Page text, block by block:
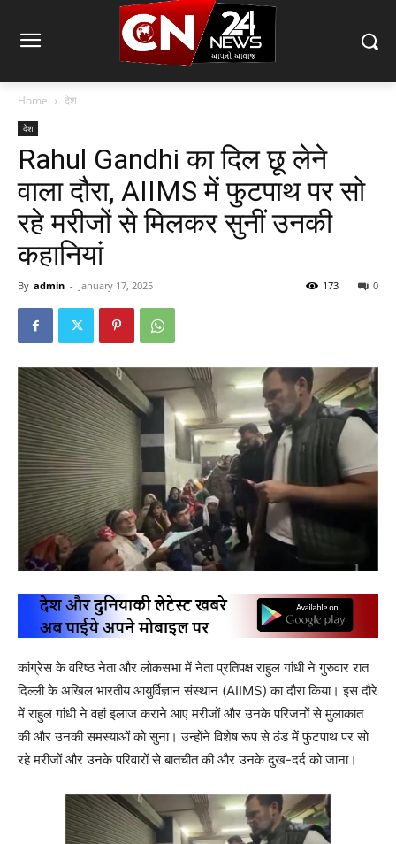
Home देश
देश
Rahul Gandhi का दिल छू लेने
वाला दौरा, AIIMS में फुटपाथ पर सो
रहे मरीजों से मिलकर सुनीं उनकी
कहानियां
By admin - January 17, 2025 0
173
कांग्रेस के वरिष्ठ नेता और लोकसभा में नेता प्रतिपक्ष राहुल गांधी ने गुरुवार रात
दिल्ली के अखिल भारतीय आयुर्विज्ञान संस्थान (AIIMS) का दौरा किया। इस दौरे
में राहुल गांधी ने वहां इलाज कराने आए मरीजों और उनके परिजनों से मुलाकात
की और उनकी समस्याओं को सुना। उन्होंने विशेष रूप से ठंड में फुटपाथ पर सो
रहे मरीजों और उनके परिवारों से बातचीत की और उनके दुख-दर्द को जाना।